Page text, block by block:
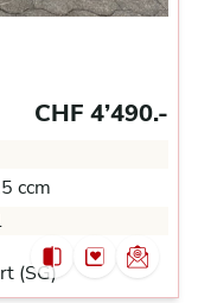
CHF 4’490.-
ccm
(SG)